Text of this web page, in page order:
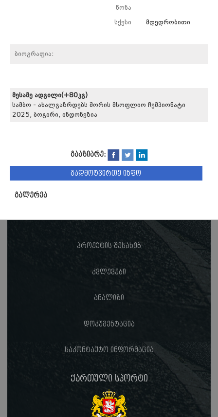
წონა
სქესი მდედრობითი
ბიოგრაფია:
მესამე ადგილი(+80კგ)
სამბო - ახალგაზრდებს შორის მსოფლიო ჩემპიონატი
2025, ბოგირი, ინდონეზია
გააზიარე:
გადმოტვირთე ინფო
გალერეა
პროექტის შესახებ
კვლევები
ანალიზი
დოკუმენტაცია
საკონტაქტო ინფორმაცია
ქართული სპორტი